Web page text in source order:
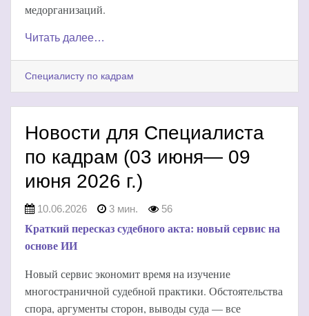
медорганизаций.
Читать далее…
Специалисту по кадрам
Новости для Специалиста
по кадрам (03 июня— 09
июня 2026 г.)
10.06.2026 3 мин. 56
Краткий пересказ судебного акта: новый сервис на
основе ИИ
Новый сервис экономит время на изучение
многостраничной судебной практики. Обстоятельства
спора, аргументы сторон, выводы суда — все